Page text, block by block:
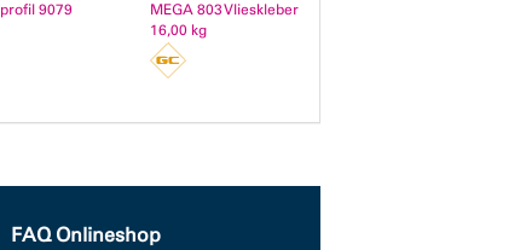
9079
MEGA 803 Vlieskleber
16,00 kg
FAQ Onlineshop